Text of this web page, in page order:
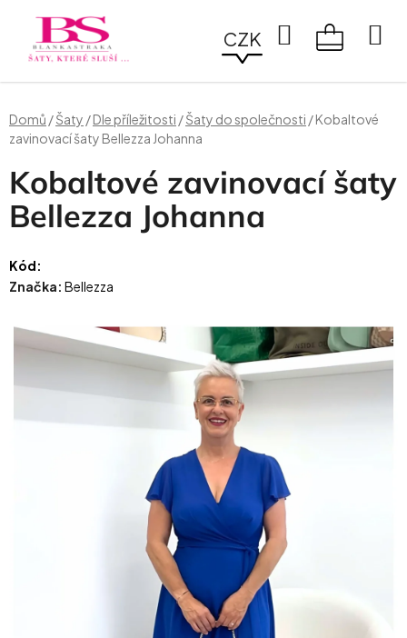
obsah
CZK
Hledat
Domů /Šaty /Dle příležitosti /Šaty do společnosti /Kobaltové
zavinovací šaty Bellezza Johanna
Kobaltové zavinovací šaty
Bellezza Johanna
Kód:
Značka: Bellezza